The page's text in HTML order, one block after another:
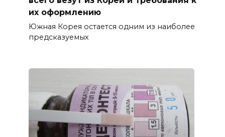
их оформлению
Южная Корея остается одним из наиболее
предсказуемых